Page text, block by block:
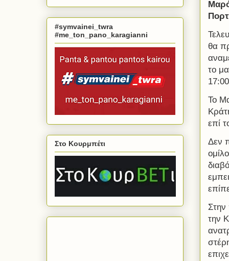
θα
το
Το
επί
Δεν
Στην
την
#symvainei_twra
#me_ton_pano_karagianni
Στο Κουρμπέτι